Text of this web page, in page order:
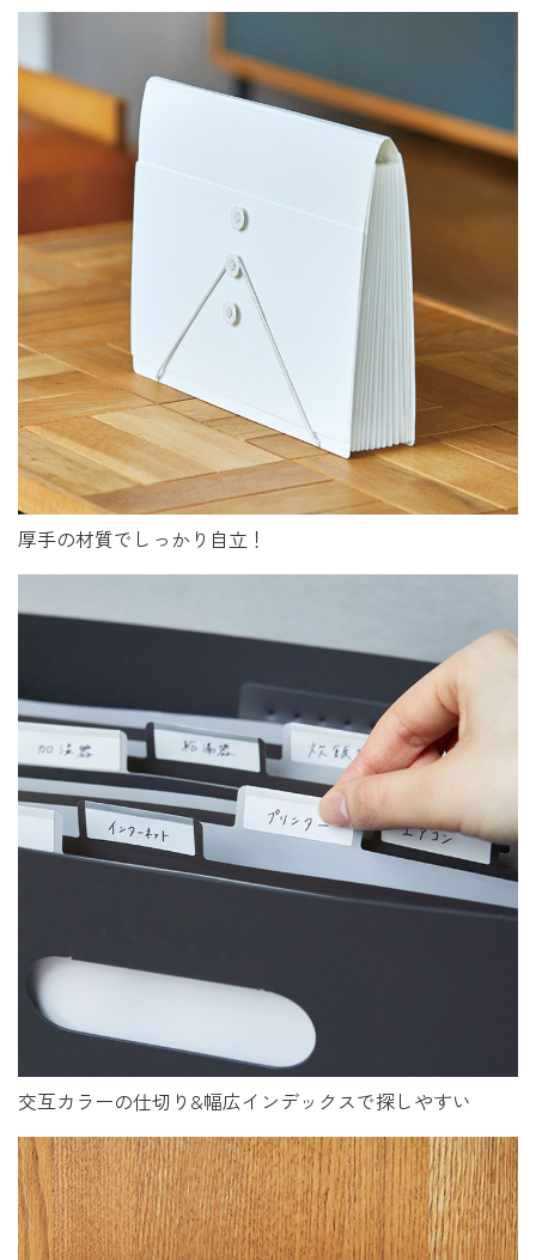
厚手の材質でしっかり自立！
交互カラーの仕切り&幅広インデックスで探しやすい